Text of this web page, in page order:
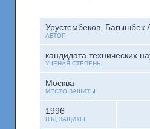
Урустембеков, Багышбек
АВТОР
кандидата технических
УЧЕНАЯ СТЕПЕНЬ
Москва
МЕСТО ЗАЩИТЫ
1996
ГОД ЗАЩИТЫ